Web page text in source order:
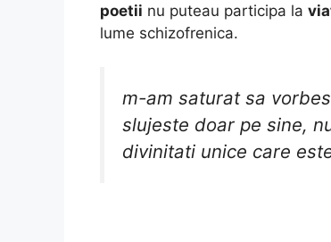
poetii nu puteau participa la
lume schizofrenica.
m-am saturat sa
slujeste doar pe sine,
divinitati unice care